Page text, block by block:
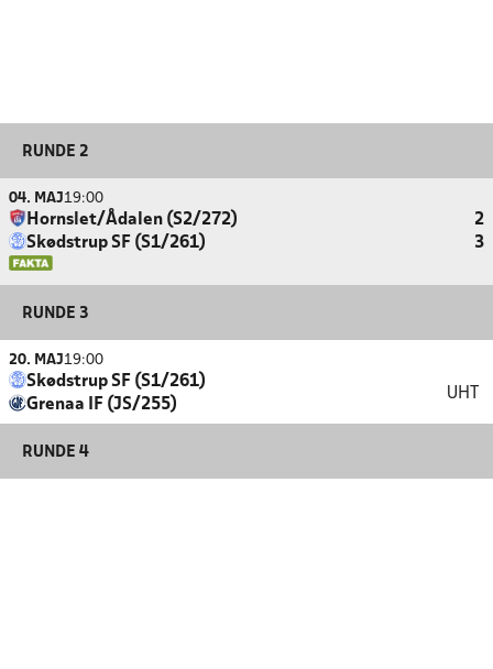
RUNDE 2
04. MAJ19:00
Hornslet/Ådalen (S2/272)
2
Skødstrup SF (S1/261)
3
RUNDE 3
20. MAJ19:00
Skødstrup SF (S1/261)
Grenaa IF (JS/255)
UHT
RUNDE 4